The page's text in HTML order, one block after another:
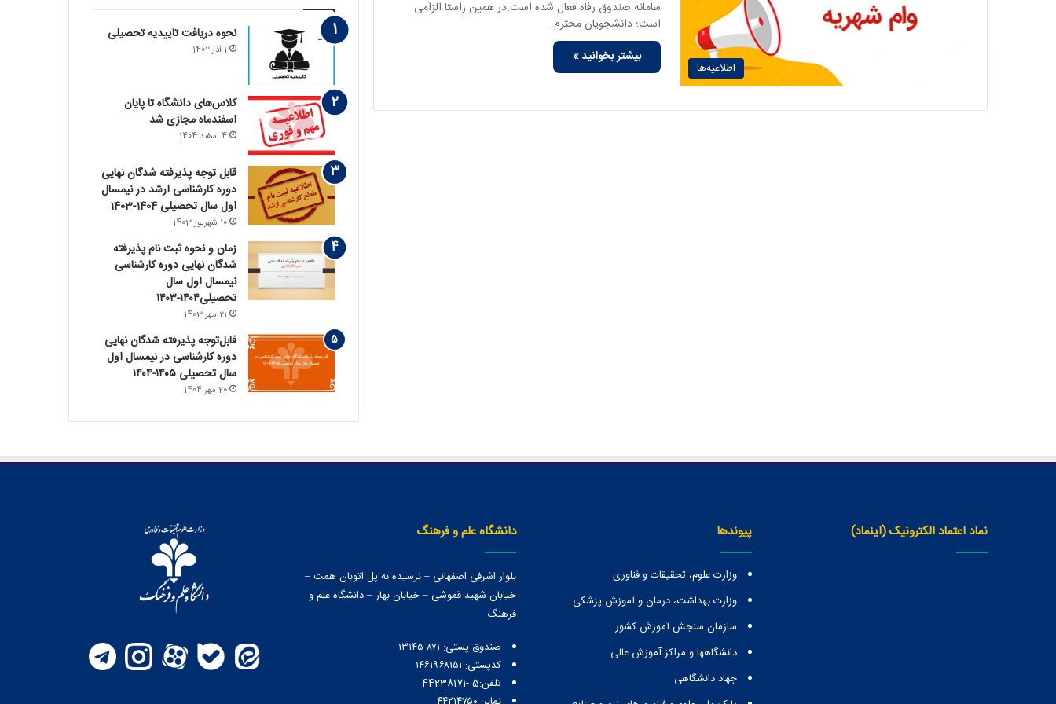
اطلاعیه‌ها
سامانه صندوق رفاه فعال شده است.در همین راستا الزامی
است؛ دانشجویان محترم…
بیشتر بخوانید »
نحوه دریافت تاییدیه تحصیلی
1 آذر 1402
کلاس‌های دانشگاه تا پایان
اسفندماه مجازی شد
4 اسفند 1404
قابل توجه پذیرفته‏ شدگان نهایی
دوره کارشناسی ارشد در نیمسال
اول سال تحصیلی 1404-1403
10 شهریور 1403
زمان و نحوه ثبت نام پذیرفته
‏شدگان نهایی دوره کارشناسی
نیمسال اول سال
تحصیلی۱۴۰۴-۱۴۰۳
21 مهر 1403
قابل‌توجه پذیرفته‏ شدگان نهایی
دوره کارشناسی در نیمسال اول
سال تحصیلی ۱۴۰۵-۱۴۰۴
20 مهر 1404
نماد اعتماد الکترونیک (اینماد) پیوندها
وزارت علوم، تحقیقات و فناوری
وزارت بهداشت، درمان و آموزش پزشکی
سازمان سنجش آموزش کشور
دانشگاهها و مراكز آموزش عالی
جهاد دانشگاهی
دانشگاه علم و فرهنگ
بلوار اشرفی اصفهانی – نرسیده به پل اتوبان همت –
خیابان شهید قموشی – خیابان بهار – دانشگاه علم و
فرهنگ
صندوق پستی:‌ ۸۷۱-۱۳۱۴۵
کدپستی: ۱۴۶۱۹۶۸۱۵۱
تلفن:5 -44238171